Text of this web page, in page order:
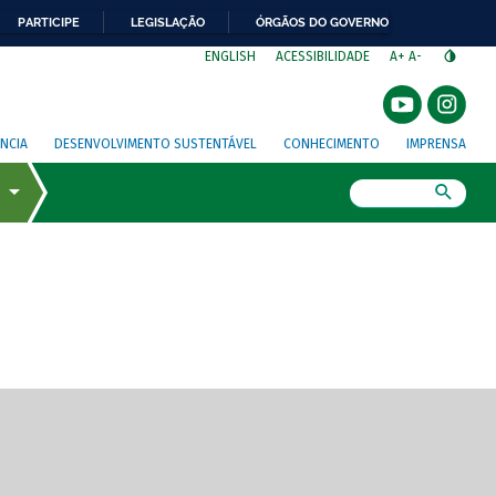
PARTICIPE LEGISLAÇÃO ÓRGÃOS DO GOVERNO
ENGLISH ACESSIBILIDADE A+ A-
DESENVOLVIMENTO SUSTENTÁVEL CONHECIMENTO IMPRENSA
de tela